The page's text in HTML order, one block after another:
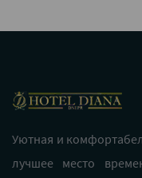
Уютная и
лучшее место